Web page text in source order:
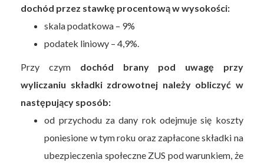
dochód przez stawkę procentową w wysokości:
skala podatkowa – 9%
podatek liniowy – 4,9%.
Przy czym dochód brany pod uwagę przy
wyliczaniu składki zdrowotnej należy obliczyć w
następujący sposób:
od przychodu za dany rok odejmuje się koszty
poniesione w tym roku oraz zapłacone składki na
ubezpieczenia społeczne ZUS pod warunkiem, że